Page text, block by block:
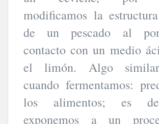
modificamos la
de un pescado al
contacto con un medio
el limón. Algo similar
cuando fermentamos:
los alimentos; es
exponemos a un